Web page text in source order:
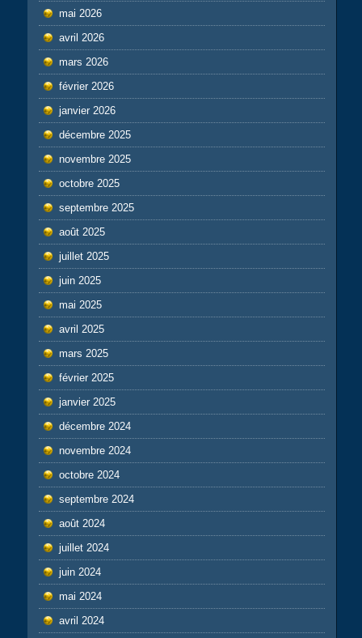
mai 2026
avril 2026
mars 2026
février 2026
janvier 2026
décembre 2025
novembre 2025
octobre 2025
septembre 2025
août 2025
juillet 2025
juin 2025
mai 2025
avril 2025
mars 2025
février 2025
janvier 2025
décembre 2024
novembre 2024
octobre 2024
septembre 2024
août 2024
juillet 2024
juin 2024
mai 2024
avril 2024